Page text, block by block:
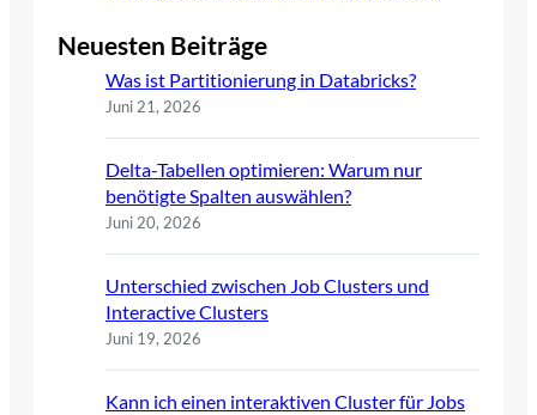
Neuesten Beiträge
Was ist Partitionierung in Databricks?
Juni 21, 2026
Delta-Tabellen optimieren: Warum nur
benötigte Spalten auswählen?
Juni 20, 2026
Unterschied zwischen Job Clusters und
Interactive Clusters
Juni 19, 2026
Kann ich einen interaktiven Cluster für Jobs